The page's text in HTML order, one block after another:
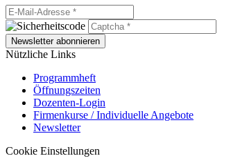
Newsletter abonnieren
Nützliche Links
Programmheft
Öffnungszeiten
Dozenten-Login
Firmenkurse / Individuelle Angebote
Newsletter
Cookie Einstellungen